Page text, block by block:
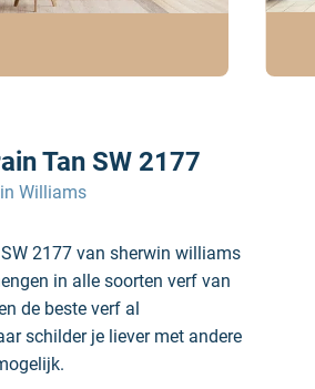
Tan SW 2177
Williams
2177 van sherwin williams
in alle soorten verf van
de beste verf al
schilder je liever met andere